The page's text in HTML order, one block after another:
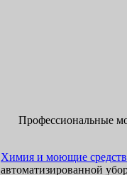
Профессиональные
Химия и моющие
автоматизированной